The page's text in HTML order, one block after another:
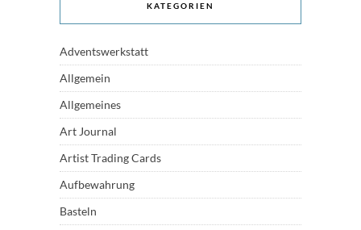
KATEGORIEN
Adventswerkstatt
Allgemein
Allgemeines
Art Journal
Artist Trading Cards
Aufbewahrung
Basteln